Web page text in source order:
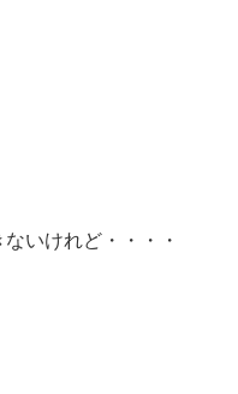
いけれど・・・・